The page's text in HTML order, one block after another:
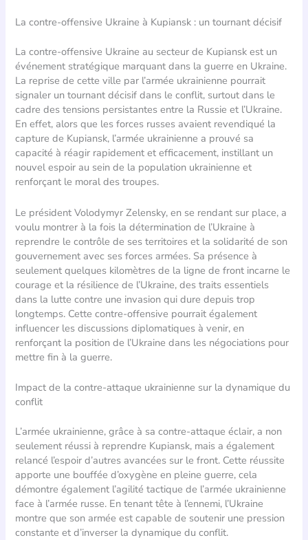
La contre-offensive Ukraine à Kupiansk : un tournant décisif
La contre-offensive Ukraine au secteur de Kupiansk est un
événement stratégique marquant dans la guerre en Ukraine.
La reprise de cette ville par l’armée ukrainienne pourrait
signaler un tournant décisif dans le conflit, surtout dans le
cadre des tensions persistantes entre la Russie et l’Ukraine.
En effet, alors que les forces russes avaient revendiqué la
capture de Kupiansk, l’armée ukrainienne a prouvé sa
capacité à réagir rapidement et efficacement, instillant un
nouvel espoir au sein de la population ukrainienne et
renforçant le moral des troupes.
Le président Volodymyr Zelensky, en se rendant sur place, a
voulu montrer à la fois la détermination de l’Ukraine à
reprendre le contrôle de ses territoires et la solidarité de son
gouvernement avec ses forces armées. Sa présence à
seulement quelques kilomètres de la ligne de front incarne le
courage et la résilience de l’Ukraine, des traits essentiels
dans la lutte contre une invasion qui dure depuis trop
longtemps. Cette contre-offensive pourrait également
influencer les discussions diplomatiques à venir, en
renforçant la position de l’Ukraine dans les négociations pour
mettre fin à la guerre.
Impact de la contre-attaque ukrainienne sur la dynamique du
conflit
L’armée ukrainienne, grâce à sa contre-attaque éclair, a non
seulement réussi à reprendre Kupiansk, mais a également
relancé l’espoir d’autres avancées sur le front. Cette réussite
apporte une bouffée d’oxygène en pleine guerre, cela
démontre également l’agilité tactique de l’armée ukrainienne
face à l’armée russe. En tenant tête à l’ennemi, l’Ukraine
montre que son armée est capable de soutenir une pression
constante et d’inverser la dynamique du conflit.